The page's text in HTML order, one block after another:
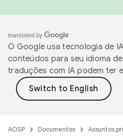
O Google usa tecnologia de
conteúdos para seu idioma
traduções com IA podem ter
AOSP Documentos Assuntos